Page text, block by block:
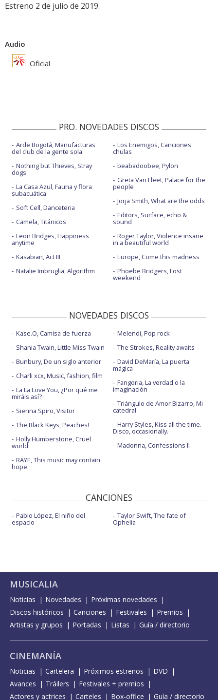
Estreno 2 de julio de 2019.
Audio
Oficial
PRO. NOVEDADES DISCOS
Arde Bogotá, Manufacturas
del club de la gente sola
Nothing but Thieves, Stray
dogs
La Casa Azul, Fauna y flora
subacuática
Soft Cell, Danceteria
Camela, Titánicos
Leon Bridges, Happiness
anytime
Kasabian, Act III
Natalie Imbruglia, Algorithm
Los Enemigos, Canciones
chulas
beabadoobee, Pylon
Greta Van Fleet, Palace for the
people
Jorja Smith, What are the odds
Editors, Surface, echo &
sound
Roger Taylor, Violence insane
in a beautiful world
Europe, Come this madness
Phoebe Bridgers, Lost
weekend
NOVEDADES DISCOS
Kase.O, Camisa de fuerza
Shania Twain, Little Miss Twain
Bunbury, De un siglo anterior
Charli xcx, Music, fashion, film
La La Love You, ¿Por qué me
miráis así?
Sienna Spiro, Visitor
The Black Keys, Peaches!
Holly Humberstone, Cruel
world
RAYE, This music may contain
hope.
Melendi, Pop rock
The Strokes, Reality awaits
David DeMaría, La puerta
mágica
Fangoria, La verdad o la
imaginación
Triángulo de Amor Bizarro, Mi
catedral
Harry Styles, Kiss all the time.
Disco, occasionally.
Madonna, Confessions II
CANCIONES
Pablo López, El niño del
espacio
Taylor Swift, The fate of
Ophelia
MUSICALIA
Noticias Novedades
Próximas novedades
Discos históricos
Canciones Festivales
Premios
Artistas y grupos
Portadas Listas Guía / directorio
CINEMANÍA
Noticias Cartelera Próximos estrenos
DVD
Avances
Tráilers
Festivales + premios
Actores y actrices
Carteles Box-office Guía / directorio